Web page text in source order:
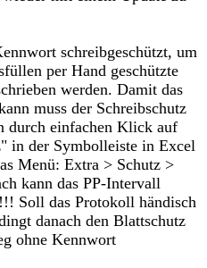
schreibgeschützt, um
per Hand geschützte
werden. Damit das
muss der Schreibschutz
durch einfachen Klick auf
in der Symbolleiste in Excel
Menü: Extra > Schutz >
kann das PP-Intervall
Soll das Protokoll händisch
danach den Blattschutz
ohne Kennwort